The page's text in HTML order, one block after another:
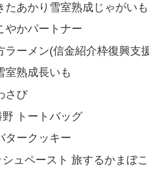
たあかり雪室熟成じゃがいも
やかパートナー
ラーメン(信金紹介枠復興支
室熟成長いも
さび
トートバッグ
タークッキー
ュペースト 旅するかまぼ